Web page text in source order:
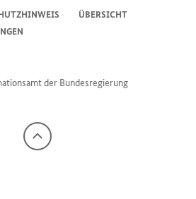
der Bundesregierung
ÜBERSICHT
Nach
oben